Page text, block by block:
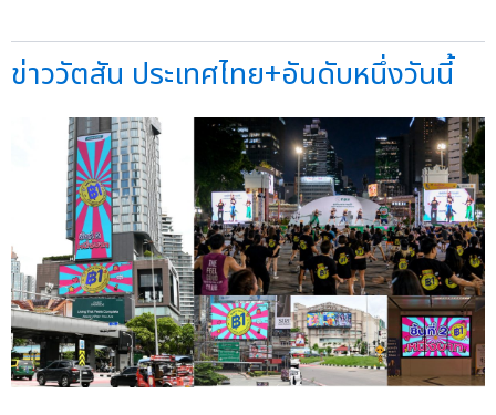
ข่าววัตสัน ประเทศไทย+อันดับหนึ่งวันนี้